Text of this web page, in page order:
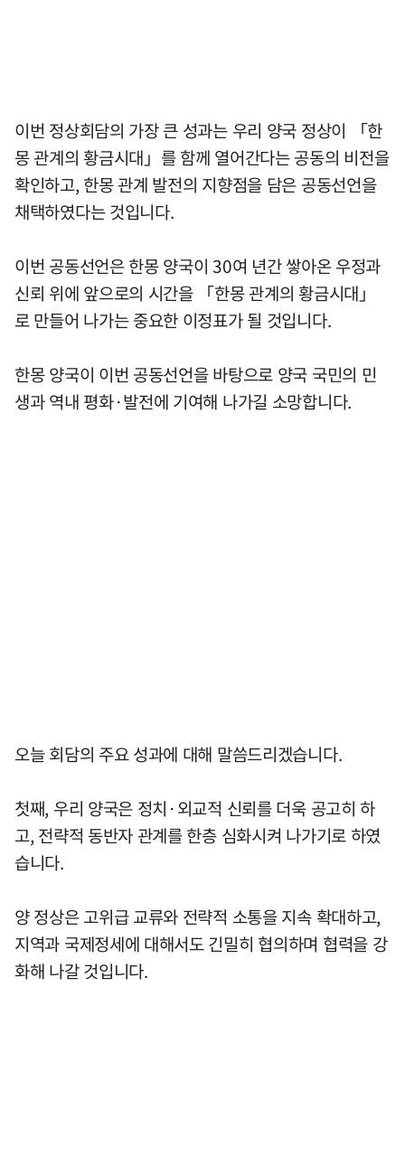
이번 정상회담의 가장 큰 성과는 우리 양국 정상이 「한
몽 관계의 황금시대」를 함께 열어간다는 공동의 비전을
확인하고, 한몽 관계 발전의 지향점을 담은 공동선언을
채택하였다는 것입니다.
이번 공동선언은 한몽 양국이 30여 년간 쌓아온 우정과
신뢰 위에 앞으로의 시간을 「한몽 관계의 황금시대」
로 만들어 나가는 중요한 이정표가 될 것입니다.
한몽 양국이 이번 공동선언을 바탕으로 양국 국민의 민
생과 역내 평화·발전에 기여해 나가길 소망합니다.
오늘 회담의 주요 성과에 대해 말씀드리겠습니다.
첫째, 우리 양국은 정치·외교적 신뢰를 더욱 공고히 하
고, 전략적 동반자 관계를 한층 심화시켜 나가기로 하였
습니다.
양 정상은 고위급 교류와 전략적 소통을 지속 확대하고,
지역과 국제정세에 대해서도 긴밀히 협의하며 협력을 강
화해 나갈 것입니다.